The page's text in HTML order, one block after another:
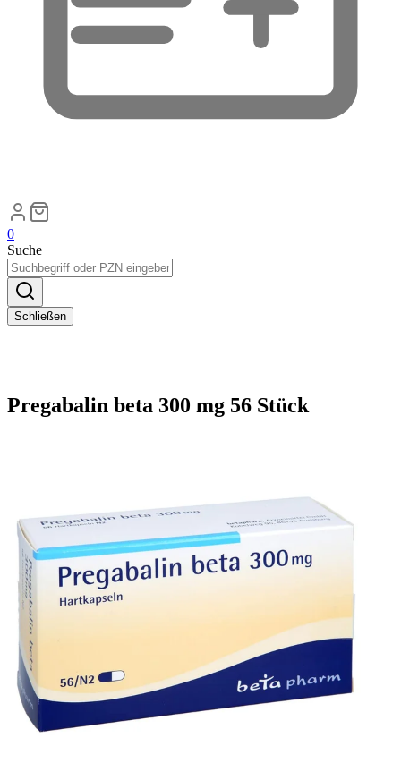
0
Suche
Schließen
Pregabalin beta 300 mg 56 Stück